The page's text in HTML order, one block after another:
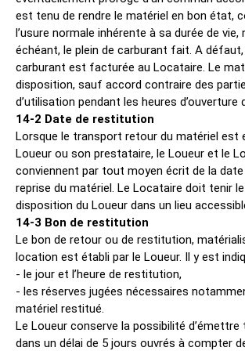
est tenu de rendre le matériel en bon état,
l’usure normale inhérente à sa durée de
échéant, le plein de carburant fait. A
carburant est facturée au Locataire. Le
disposition, sauf accord contraire des
d’utilisation pendant les heures d’ouverture
14-2 Date de restitution
Lorsque le transport retour du matériel est
Loueur ou son prestataire, le Loueur et le
conviennent par tout moyen écrit de la date
reprise du matériel. Le Locataire doit tenir
disposition du Loueur dans un lieu
14-3 Bon de restitution
Le bon de retour ou de restitution,
location est établi par le Loueur. Il y est
- le jour et l’heure de restitution,
- les réserves jugées nécessaires
matériel restitué.
Le Loueur conserve la possibilité
dans un délai de 5 jours ouvrés à compter